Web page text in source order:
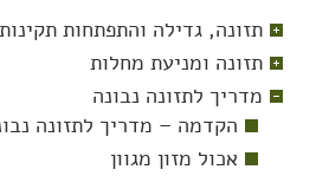
תזונה, גדילה והתפתחות תקינות
תזונה ומניעת מחלות
מדריך לתזונה נבונה
הקדמה – מדריך לתזונה
אכול מזון מגוון